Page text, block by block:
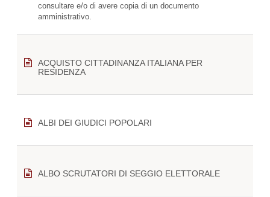
consultare e/o di avere copia di un documento
amministrativo.
ACQUISTO CITTADINANZA ITALIANA PER
RESIDENZA
ALBI DEI GIUDICI POPOLARI
ALBO SCRUTATORI DI SEGGIO ELETTORALE